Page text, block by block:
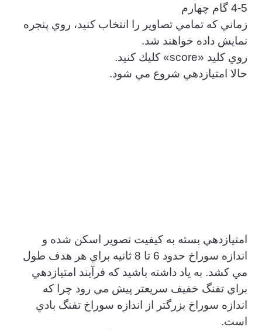
4-5 گام چهارم
زماني كه تمامي تصاوير را انتخاب كنيد، روي پنجره
نمايش داده خواهند شد.
روي كليد «score» كليك كنيد.
حالا امتيازدهي شروع مي شود.
امتيازدهي بسته به كيفيت تصوير اسكن شده و
اندازه سوراخ حدود 6 تا 8 ثانيه براي هر هدف طول
مي كشد. به ياد داشته باشيد كه فرآيند امتيازدهي
براي تفنگ خفيف سريعتر پيش مي رود چرا كه
اندازه سوراخ بزرگتر از اندازه سوراخ تفنگ بادي
است.